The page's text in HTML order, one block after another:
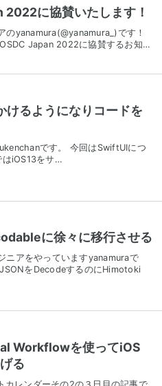
に協賛いたします！
のyanamura(@yanamura_)です！
Japan 2022に協賛するお知…
るようになりコードを
です。 今回はSwiftUIにつ
はiOS13をサ…
に徐々に移行させる
ニアをやっていますyanamuraで
をDecodeするのにHimotoki
Workflowを使ってiOS
る